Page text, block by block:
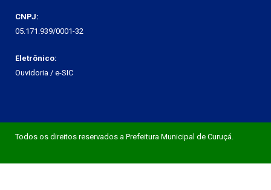
CNPJ:
05.171.939/0001-32
Eletrônico:
Ouvidoria / e-SIC
Todos os direitos reservados a Prefeitura Municipal de Curuçá.